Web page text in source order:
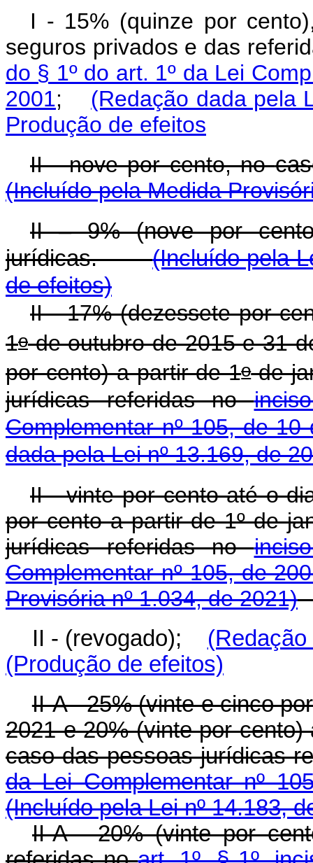
I - 15% (quinze por
seguros privados e das
do § 1º do art. 1º da Lei
2001; (Redação dada pela
Produção de efeitos
II - nove por cento, no
(Incluído pela Medida
II – 9% (nove por
jurídicas.(Incluído pela
de efeitos)
II - 17% (dezessete por
1ode outubro de 2015 e 31
por cento) a partir de 1ode
jurídicas referidas no
Complementar nº 105, de
dada pela Lei nº 13.169, de
II - vinte por cento até o
por cento a partir de 1º de
jurídicas referidas no
Complementar nº 105, de
Provisória nº 1.034, de 2021)
II - (revogado); (Redação
(Produção de efeitos)
II-A - 25% (vinte e cinco
2021 e 20% (vinte por
caso das pessoas jurídicas
da Lei Complementar nº
(Incluído pela Lei nº 14.183,
II-A - 20% (vinte por